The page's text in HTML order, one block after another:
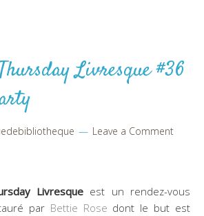
Livresque #36
Leave a Comment
Livresque est un rendez-vous
par Bettie Rose dont le but est